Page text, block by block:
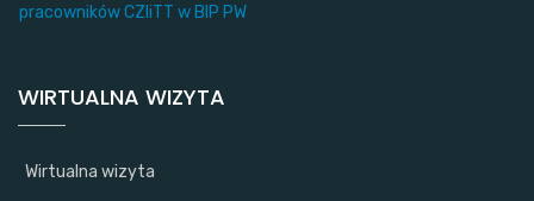
pracowników CZIiTT w BIP PW
WIRTUALNA WIZYTA
Wirtualna wizyta